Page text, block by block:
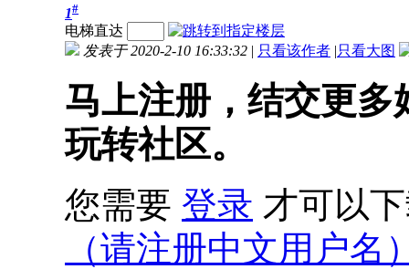
1#
电梯直达
发表于 2020-2-10 16:33:32 | 只看该作者 |只看大图
马上注册，结交更
玩转社区。
您需要 登录 才可以
（请注册中文用户名